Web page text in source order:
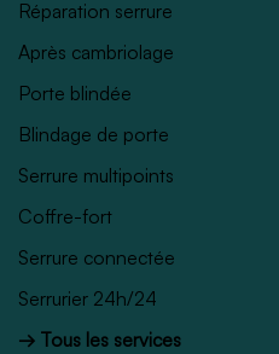
Réparation serrure
Après cambriolage
Porte blindée
Blindage de porte
Serrure multipoints
Coffre-fort
Serrure connectée
Serrurier 24h/24
→ Tous les services